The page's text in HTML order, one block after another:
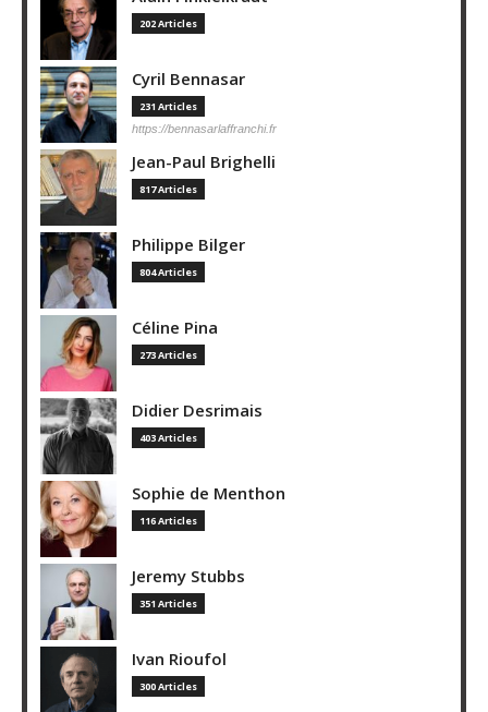
202 Articles
Cyril Bennasar
231 Articles
https://bennasarlaffranchi.fr
Jean-Paul Brighelli
817 Articles
Philippe Bilger
804 Articles
Céline Pina
273 Articles
Didier Desrimais
403 Articles
Sophie de Menthon
116 Articles
Jeremy Stubbs
351 Articles
Ivan Rioufol
300 Articles